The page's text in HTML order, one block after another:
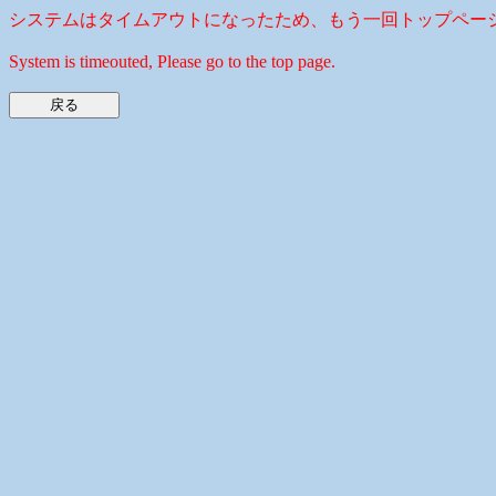
システムはタイムアウトになったため、もう一回トップペー
System is timeouted, Please go to the top page.